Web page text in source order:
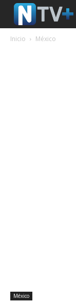
Inicio México
México